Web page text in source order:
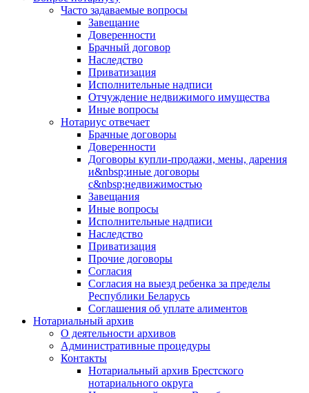
Часто задаваемые вопросы
Завещание
Доверенности
Брачный договор
Наследство
Приватизация
Исполнительные надписи
Отчуждение недвижимого имущества
Иные вопросы
Нотариус отвечает
Брачные договоры
Доверенности
Договоры купли-продажи, мены, дарения
и&nbsp;иные договоры
с&nbsp;недвижимостью
Завещания
Иные вопросы
Исполнительные надписи
Наследство
Приватизация
Прочие договоры
Согласия
Согласия на выезд ребенка за пределы
Республики Беларусь
Соглашения об уплате алиментов
Нотариальный архив
О деятельности архивов
Административные процедуры
Контакты
Нотариальный архив Брестского
нотариального округа